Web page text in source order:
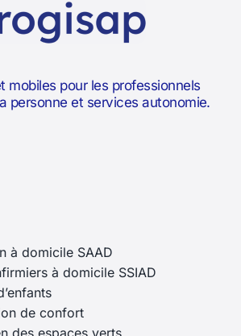
mobiles pour les professionnels
personne et services autonomie.
à domicile SAAD
à domicile SSIAD
de confort